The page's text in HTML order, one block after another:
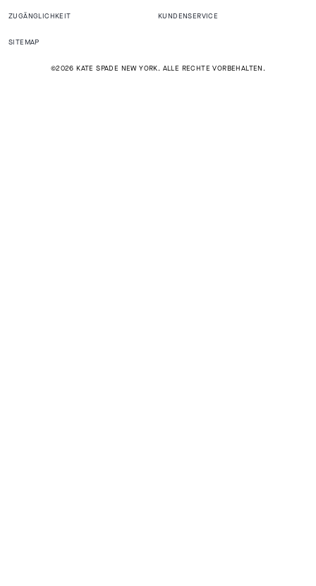
ZUGÄNGLICHKEIT KUNDENSERVICE
SITEMAP
©2026 KATE SPADE NEW YORK. ALLE RECHTE VORBEHALTEN.